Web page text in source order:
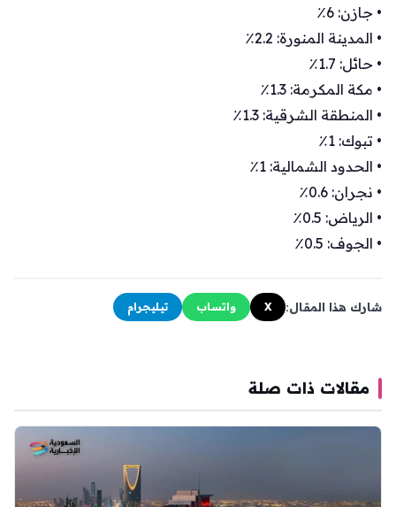
• جازن: 6٪
• المدينة المنورة: 2.2٪
• حائل: 1.7٪
• مكة المكرمة: 1.3٪
• المنطقة الشرقية: 1.3٪
• تبوك: 1٪
• الحدود الشمالية: 1٪
• نجران: 0.6٪
• الرياض: 0.5٪
• الجوف: 0.5٪
شارك هذا المقال: X واتساب تيليجرام
مقالات ذات صلة